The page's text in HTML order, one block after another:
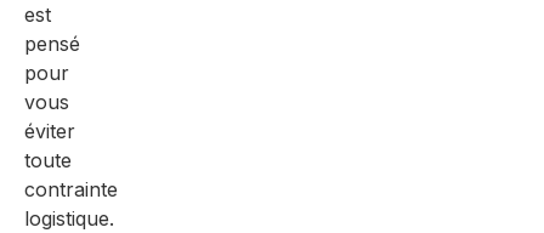
est
pensé
pour
vous
éviter
toute
contrainte
logistique.